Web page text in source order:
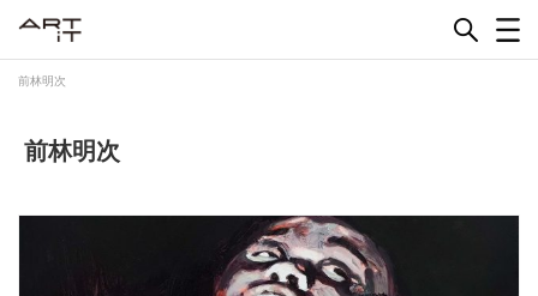
前林明次
前林明次